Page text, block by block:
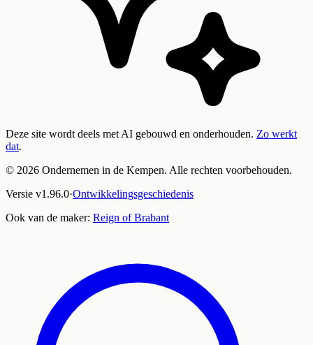
Deze site wordt deels met AI gebouwd en onderhouden. Zo werkt
dat.
© 2026 Ondernemen in de Kempen. Alle rechten voorbehouden.
Versie v1.96.0·Ontwikkelingsgeschiedenis
Ook van de maker: Reign of Brabant